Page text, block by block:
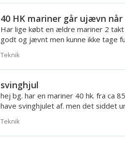
Har lige købt en ældre mariner 2
godt og jævnt men kunne ikke tage
Teknik
svinghjul
hej bg. har en mariner 40 hk. fra ca
have svinghjulet af. men det siddet
Teknik